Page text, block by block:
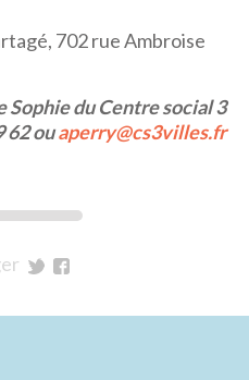
702 rue Ambroise
Sophie du Centre social 3
62 ouaperry@cs3villes.fr
Twitter
Facebook